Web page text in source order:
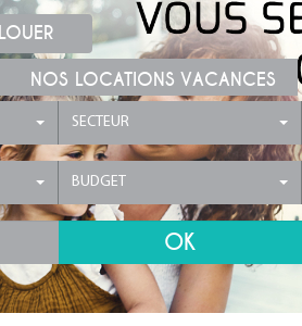
LOUER
NOS LOCATIONS VACANCES
SECTEUR
BUDGET